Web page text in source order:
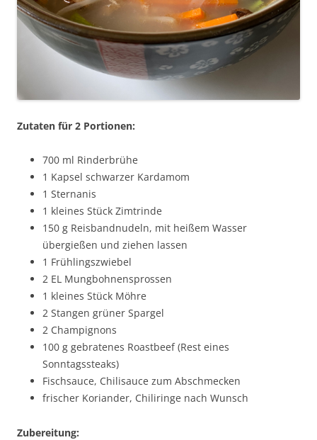
Zutaten für 2 Portionen:
700 ml Rinderbrühe
1 Kapsel schwarzer Kardamom
1 Sternanis
1 kleines Stück Zimtrinde
150 g Reisbandnudeln, mit heißem Wasser
übergießen und ziehen lassen
1 Frühlingszwiebel
2 EL Mungbohnensprossen
1 kleines Stück Möhre
2 Stangen grüner Spargel
2 Champignons
100 g gebratenes Roastbeef (Rest eines
Sonntagssteaks)
Fischsauce, Chilisauce zum Abschmecken
frischer Koriander, Chiliringe nach Wunsch
Zubereitung: